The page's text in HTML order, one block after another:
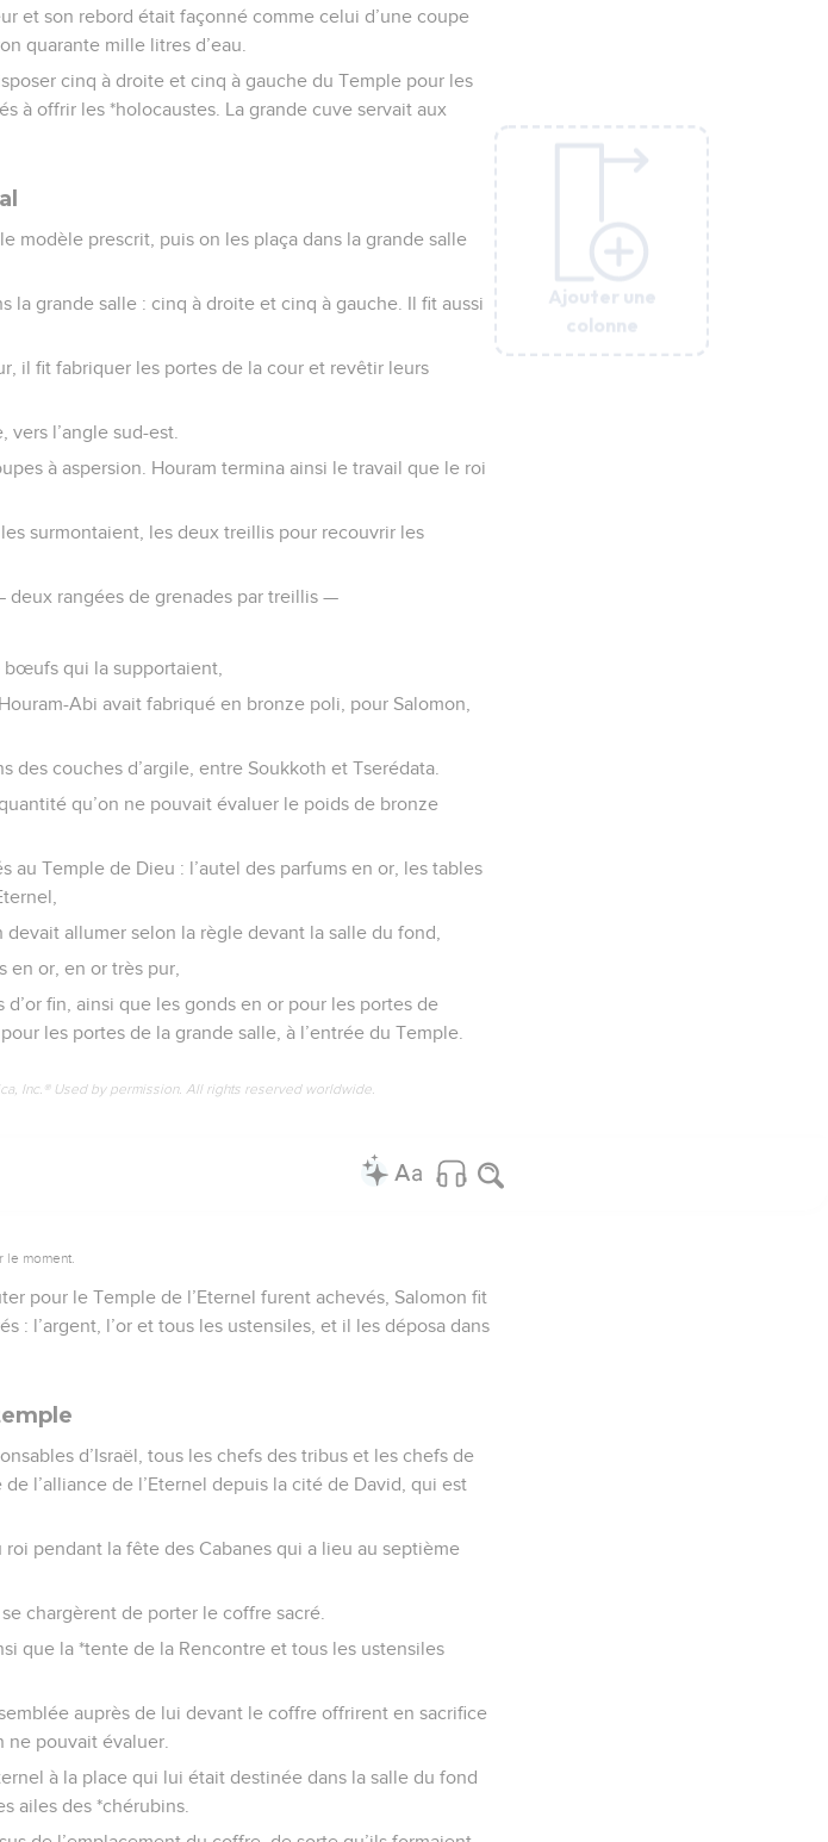
Ajouter une
colonne
Ajouter une
colonne
et son rebord était façonné comme celui d’une coupe
quarante mille litres d’eau.
cinq à droite et cinq à gauche du Temple pour les
à offrir les *holocaustes. La grande cuve servait aux
modèle prescrit, puis on les plaça dans la grande salle
la grande salle : cinq à droite et cinq à gauche. Il fit aussi
il fit fabriquer les portes de la cour et revêtir leurs
l’angle sud-est.
à aspersion. Houram termina ainsi le travail que le roi
surmontaient, les deux treillis pour recouvrir les
deux rangées de grenades par treillis —
qui la supportaient,
Abi avait fabriqué en bronze poli, pour Salomon,
des couches d’argile, entre Soukkoth et Tserédata.
qu’on ne pouvait évaluer le poids de bronze
Temple de Dieu : l’autel des parfums en or, les tables
devait allumer selon la règle devant la salle du fond,
en or, en or très pur,
fin, ainsi que les gonds en or pour les portes de
les portes de la grande salle, à l’entrée du Temple.
Inc.® Used by permission. All rights reserved worldwide.
Ajouter une
colonne
moment.
pour le Temple de l’Eternel furent achevés, Salomon fit
: l’argent, l’or et tous les ustensiles, et il les déposa dans
d’Israël, tous les chefs des tribus et les chefs de
l’alliance de l’Eternel depuis la cité de David, qui est
roi pendant la fête des Cabanes qui a lieu au septième
chargèrent de porter le coffre sacré.
que la *tente de la Rencontre et tous les ustensiles
auprès de lui devant le coffre offrirent en sacrifice
ne pouvait évaluer.
à la place qui lui était destinée dans la salle du fond
ailes des *chérubins.
Ajouter une
colonne
Ajouter une
colonne